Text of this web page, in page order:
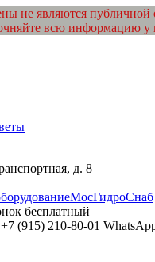
не являются публичной
всю информацию у
д. 8
МосГидроСнаб
бесплатный
(915) 210-80-01